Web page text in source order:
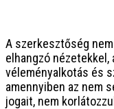
A szerkesztőség
elhangzó
véleményalkotás és
amennyiben az nem
jogait, nem